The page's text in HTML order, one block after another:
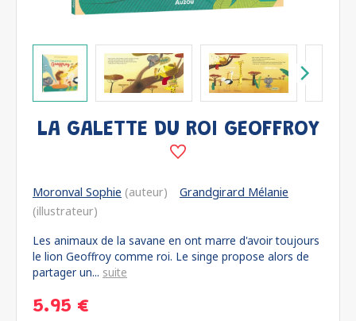
LA GALETTE DU ROI GEOFFROY
Moronval Sophie (auteur)
Grandgirard Mélanie
(illustrateur)
Les animaux de la savane en ont marre d'avoir toujours
le lion Geoffroy comme roi. Le singe propose alors de
partager un... suite
5.95 €